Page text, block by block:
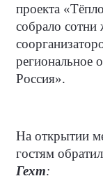
проекта
собрало
региональное
Россия».
На открытии
гостям
Гехт: